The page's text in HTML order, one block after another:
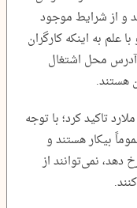
و از شرایط موجود
علم به اینکه کارگران
آدرس محل اشتغال
هستند.
تاکید کرد؛ با توجه
بیکار هستند و
دهد، نمی‌توانند از